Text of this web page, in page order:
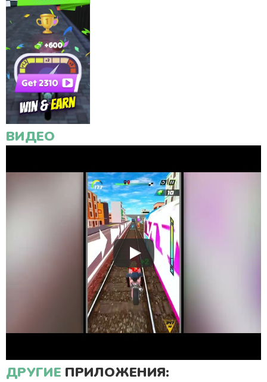
ВИДЕО
ДРУГИЕ ПРИЛОЖЕНИЯ: